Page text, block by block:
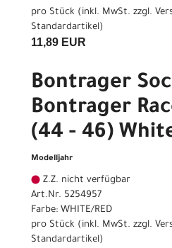
pro Stück (inkl. MwSt. zzgl.
Standardartikel)
11,89 EUR
Bontrager
Bontrager
(44 - 46)
Modelljahr
Z.Z. nicht verfügbar
Art.Nr. 5254957
Farbe: WHITE/RED
pro Stück (inkl. MwSt. zzgl.
Standardartikel)